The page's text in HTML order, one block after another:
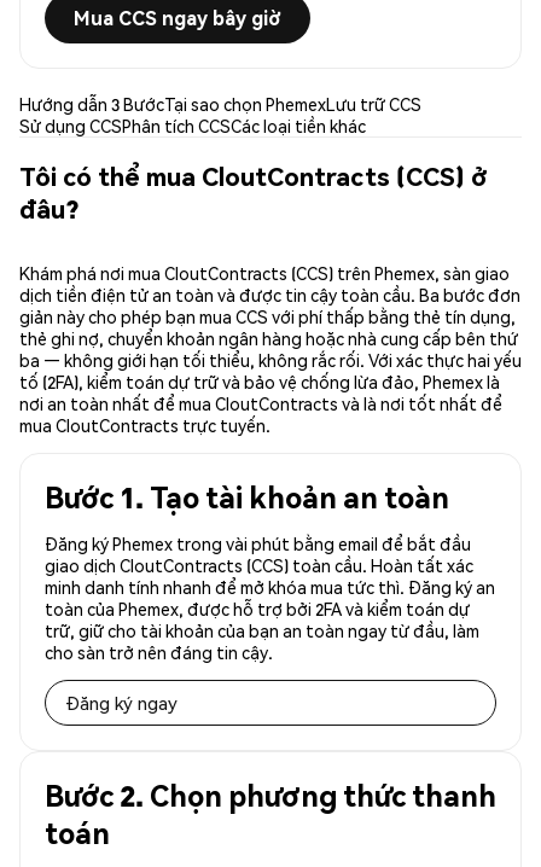
Mua CCS ngay bây giờ
Hướng dẫn 3 BướcTại sao chọn PhemexLưu trữ CCS
Sử dụng CCSPhân tích CCSCác loại tiền khác
Tôi có thể mua CloutContracts (CCS) ở
đâu?
Khám phá nơi mua CloutContracts (CCS) trên Phemex, sàn giao
dịch tiền điện tử an toàn và được tin cậy toàn cầu. Ba bước đơn
giản này cho phép bạn mua CCS với phí thấp bằng thẻ tín dụng,
thẻ ghi nợ, chuyển khoản ngân hàng hoặc nhà cung cấp bên thứ
ba — không giới hạn tối thiểu, không rắc rối. Với xác thực hai yếu
tố (2FA), kiểm toán dự trữ và bảo vệ chống lừa đảo, Phemex là
nơi an toàn nhất để mua CloutContracts và là nơi tốt nhất để
mua CloutContracts trực tuyến.
Bước 1. Tạo tài khoản an toàn
Đăng ký Phemex trong vài phút bằng email để bắt đầu
giao dịch CloutContracts (CCS) toàn cầu. Hoàn tất xác
minh danh tính nhanh để mở khóa mua tức thì. Đăng ký an
toàn của Phemex, được hỗ trợ bởi 2FA và kiểm toán dự
trữ, giữ cho tài khoản của bạn an toàn ngay từ đầu, làm
cho sàn trở nên đáng tin cậy.
Đăng ký ngay
Bước 2. Chọn phương thức thanh
toán